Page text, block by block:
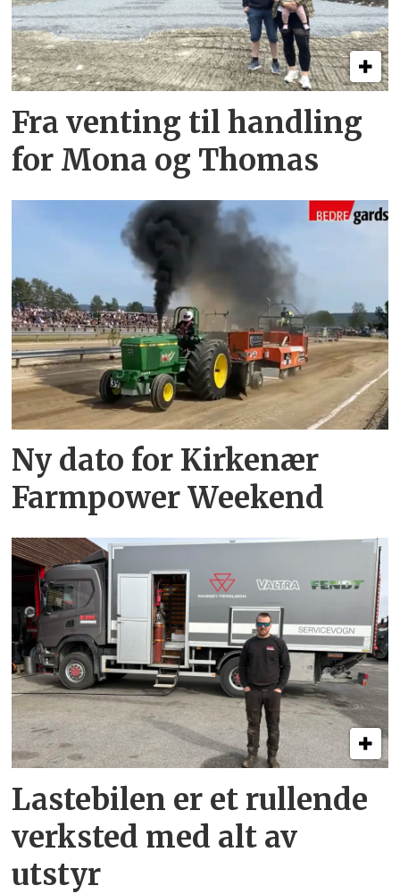
Fra venting til handling
for Mona og Thomas
Ny dato for Kirkenær
Farmpower Weekend
Lastebilen er et rullende
verksted med alt av
utstyr